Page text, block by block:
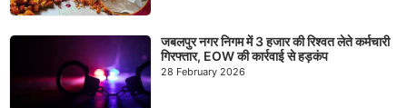
जबलपुर नगर निगम में 3 हजार की रिश्वत लेते कर्मचारी
गिरफ्तार, EOW की कार्रवाई से हड़कंप
28 February 2026